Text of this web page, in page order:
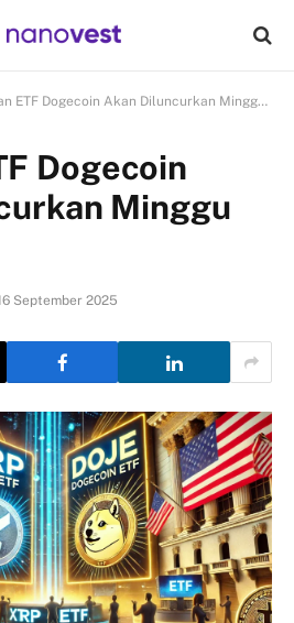
ETF Dogecoin Akan Diluncurkan Minggu Ini
Dogecoin
Minggu
September 2025